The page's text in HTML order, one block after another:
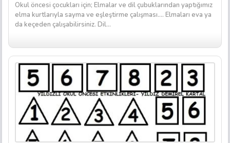
Okul öncesi çocukları için; Elmalar ve dil çubuklarından yaptığımız
elma kurtlarıyla sayma ve eşleştirme çalışması…. Elmaları eva ya
da keçeden çalışabilirsiniz. Dil...